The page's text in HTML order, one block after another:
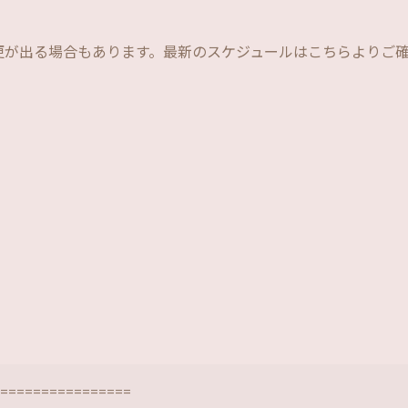
出る場合もあります。最新のスケジュールはこちらよりご